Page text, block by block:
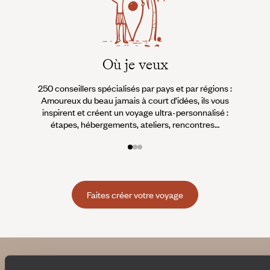
Où je veux
250 conseillers spécialisés par pays et par régions :
Amoureux du beau jamais à court d’idées, ils vous
inspirent et créent un voyage ultra-personnalisé :
étapes, hébergements, ateliers, rencontres…
Faites créer votre voyage